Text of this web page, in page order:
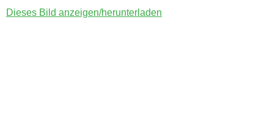
Dieses Bild anzeigen/herunterladen